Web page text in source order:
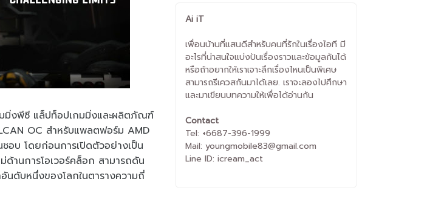
มิ่งพีซี แล็ปท็อปเกมมิ่งและผลิตภัณฑ์
OC สำหรับแพลตฟอร์ม AMD
อบ โดยก่อนการเปิดตัวอย่างเป็น
ด้านการโอเวอร์คล็อก สามารถดัน
นดับหนึ่งของโลกในตารางความถี่
Ai iT
เพื่อนบ้านที่แสนดีสำหรับคนที่รักในเรื่องไอที มี
อะไรที่น่าสนใจแบ่งปันเรื่องราวและข้อมูลกันได้
หรือถ้าอยากให้เราเจาะลึกเรื่องไหนเป็นพิเศษ
สามารถรีเควสกันมาได้เลย. เราจะลองไปศึกษา
และมาเขียนบทความให้เพื่อได้อ่านกัน
Contact
Tel: +6687-396-1999
Mail: youngmobile83@gmail.com
Line ID: icream_act